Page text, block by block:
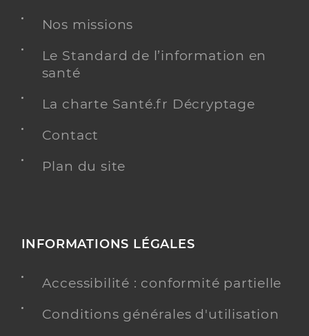
Nos missions
Le Standard de l’information en
santé
La charte Santé.fr Décryptage
Contact
Plan du site
INFORMATIONS LÉGALES
Accessibilité : conformité partielle
Conditions générales d'utilisation